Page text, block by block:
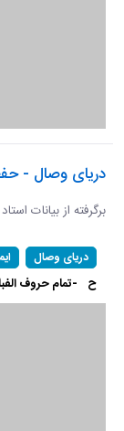
دریای وصال -
برگرفته از بیانات
دریای وصال
ح -تمام حروف